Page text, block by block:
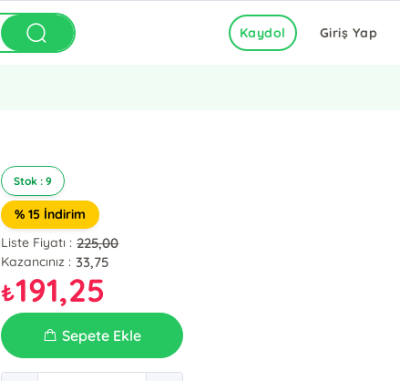
Giriş Yap
Kaydol
Stok : 9
% 15 İndirim
Liste Fiyatı : 225,00
Kazancınız : 33,75
₺191,25
Sepete Ekle